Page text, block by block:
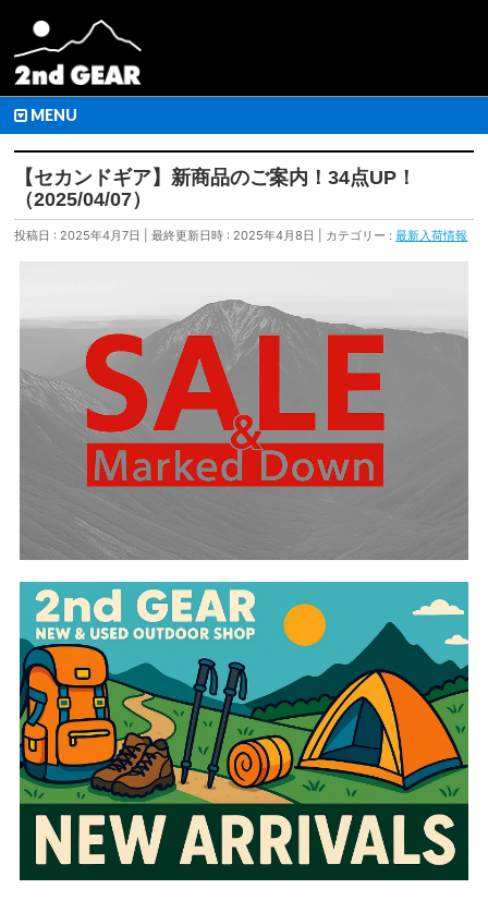
MENU
【セカンドギア】新商品のご案内！34点UP！
（2025/04/07）
投稿日 : 2025年4月7日 最終更新日時 : 2025年4月8日 カテゴリー :最新入荷情報